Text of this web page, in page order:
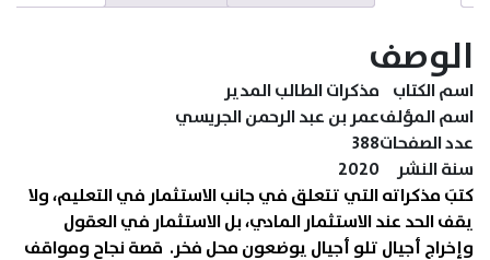
الوصف
اسم الكتاب
مذكرات الطالب المدير
اسم المؤلفعمر بن عبد الرحمن الجريسي
عدد الصفحات388
سنة النشر
2020
كتبَ مذكراته التي تتعلق في جانب الاستثمار في التعليم، ولا
يقف الحد عند الاستثمار المادي، بل الاستثمار في العقول
وإخراج أجيال تلو أجيال يوضعون محل فخر. قصة نجاح ومواقف